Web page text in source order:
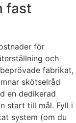
fast
för
och
fabrikat,
skötselråd
en dedikerad
start till mål. Fyll i
system (om du